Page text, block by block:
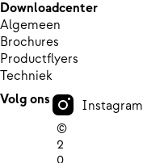
Downloadcenter
Algemeen
Brochures
Productflyers
Techniek
Volg ons
Instagram
©
2